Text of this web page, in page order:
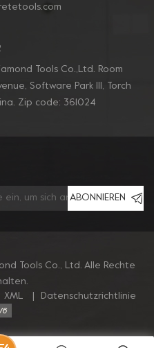
Tools Co.,Ltd. Room
Software Park Ill, Torch
Zip code: 361024
ABONNIEREN
Tools Co., Ltd. Alle Rechte
XML Datenschutzrichtlinie